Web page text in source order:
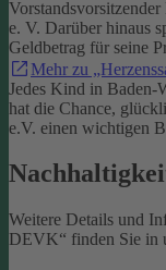
e. V. Darüber hinaus
Geldbetrag für seine
Mehr zu
Jedes Kind in Baden-
hat die Chance,
e.V. einen wichtigen
Weitere Details und
DEVK“ finden Sie in